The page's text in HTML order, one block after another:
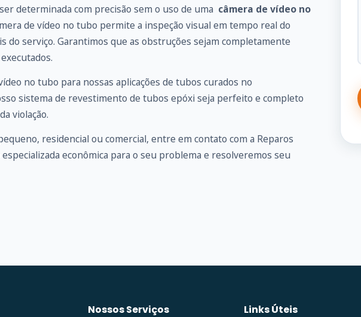
determinada com precisão sem o uso de uma câmera de vídeo no
de vídeo no tubo permite a inspeção visual em tempo real do
do serviço. Garantimos que as obstruções sejam completamente
no tubo para nossas aplicações de tubos curados no
sistema de revestimento de tubos epóxi seja perfeito e completo
violação.
residencial ou comercial, entre em contato com a Reparos
especializada econômica para o seu problema e resolveremos seu
Nossos Serviços Links Úteis